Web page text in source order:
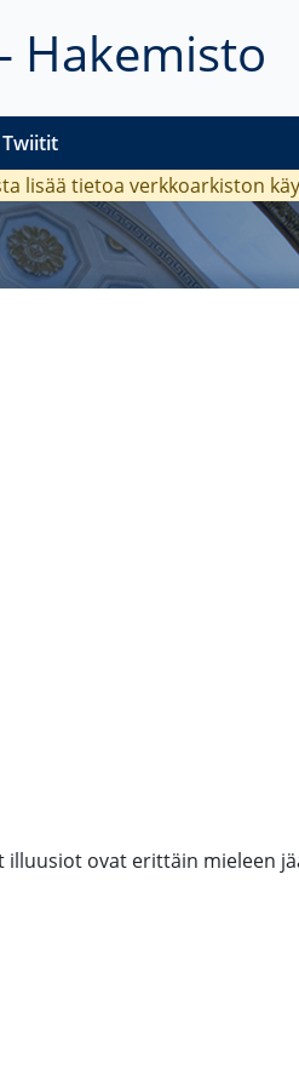
Hakemisto
Twiitit
lisää tietoa verkkoarkiston
illuusiot ovat erittäin mieleen